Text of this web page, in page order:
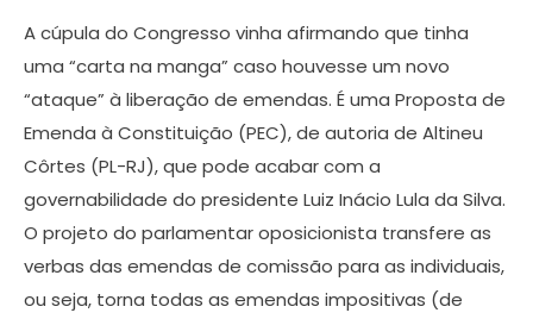
A cúpula do Congresso vinha afirmando que tinha
uma “carta na manga” caso houvesse um novo
“ataque” à liberação de emendas. É uma Proposta de
Emenda à Constituição (PEC), de autoria de Altineu
Côrtes (PL-RJ), que pode acabar com a
governabilidade do presidente Luiz Inácio Lula da Silva.
O projeto do parlamentar oposicionista transfere as
verbas das emendas de comissão para as individuais,
ou seja, torna todas as emendas impositivas (de